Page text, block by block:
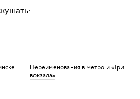
Переименования в метро и «Три
вокзала»